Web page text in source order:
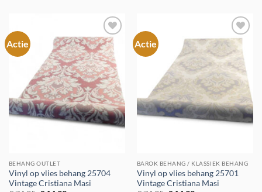
Actie
Toevoegen
aan
verlanglijst
BEHANG OUTLET
Vinyl op vlies behang 25704
Vintage Cristiana Masi
Actie
Toevoegen
aan
verlanglijst
BAROK BEHANG / KLASSIEK BEHANG
Vinyl op vlies behang 25701
Vintage Cristiana Masi